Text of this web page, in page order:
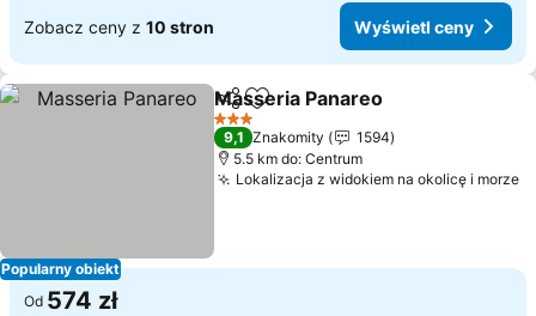
Zobacz ceny z 10 stron Wyświetl ceny
Popularny obiekt
UdostępnijDodaj do ulubionych
Masseria Panareo
3 Kategoria
9,1 Znakomity
1594
5.5 km do: Centrum
Lokalizacja z widokiem na okolicę i morze
Od 574 zł